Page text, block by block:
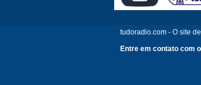
tudoradio.com - O site
Entre em contato com